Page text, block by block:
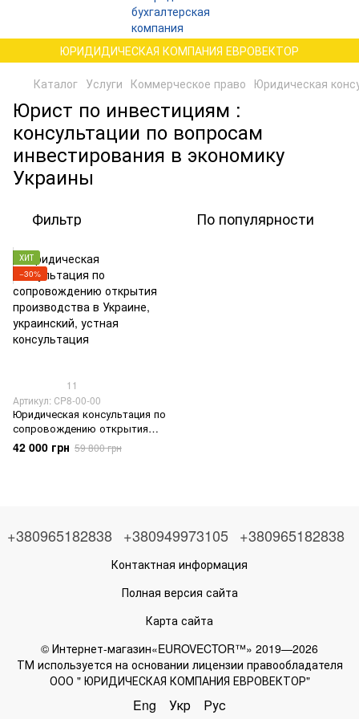
ЮРИДИДИЧЕСКАЯ КОМПАНИЯ ЕВРОВЕКТОР
Каталог Услуги Коммерческое право Юридическая
Юрист по инвестициям :
консультации по вопросам
инвестирования в экономику
Украины
Фильтр По популярности
ХИТ
−30%
11
Артикул: СP8-00-00
Юридическая консультация по
сопровождению открытия
производства в Украине
42 000 грн 59 800 грн
+380965182838 +380949973105 +380965182838
Контактная информация
Полная версия сайта
Карта сайта
© Интернет-магазин«EUROVECTOR™» 2019—2026
ТМ используется на основании лицензии правообладателя
ООО " ЮРИДИЧЕСКАЯ КОМПАНИЯ ЕВРОВЕКТОР"
Eng Укр Рус